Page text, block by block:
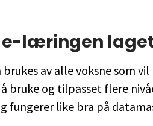
e-læringen
av alle voksne som
bruke og tilpasset flere
fungerer like bra på